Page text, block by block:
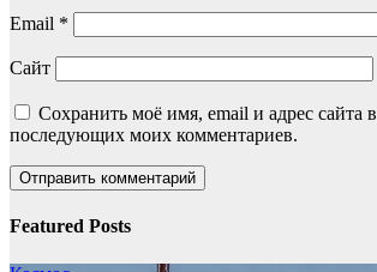
Email *
Сайт
Сохранить моё имя, email и адрес сайта
последующих моих комментариев.
Featured Posts